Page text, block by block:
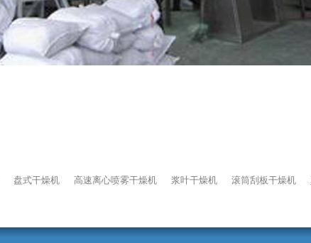
盘式干燥机 高速离心喷雾干燥机 浆叶干燥机 滚筒刮板干燥机